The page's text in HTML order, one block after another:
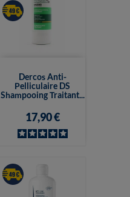
Dercos Anti-
Pelliculaire DS
Shampooing Traitant...
17,90 €